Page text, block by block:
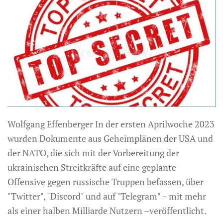
Wolfgang Effenberger In der ersten Aprilwoche 2023
wurden Dokumente aus Geheimplänen der USA und
der NATO, die sich mit der Vorbereitung der
ukrainischen Streitkräfte auf eine geplante
Offensive gegen russische Truppen befassen, über
"Twitter", "Discord" und auf "Telegram" – mit mehr
als einer halben Milliarde Nutzern –veröffentlicht.